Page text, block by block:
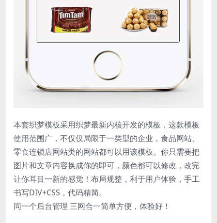
本套织梦模板采用织梦最新内核开发的模板，这款模板
使用范围广，不仅仅局限于一类型的企业，食品网站、
零食连锁店网站类的网站都可以用该模板。你只需要把
图片和文章内容换成你的即可，颜色都可以修改，改完
让你耳目一新的感觉！布局规整，利于用户体验，手工
书写DIV+CSS，代码精简。
同一个后台管理 三网合一简单方便，体验好！